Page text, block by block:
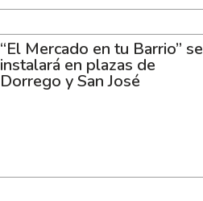
“El Mercado en tu Barrio” se
instalará en plazas de
Dorrego y San José